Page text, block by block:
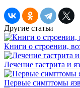
Другие статьи
Книги о строении,
Лечение гастрита и
Первые симптомы